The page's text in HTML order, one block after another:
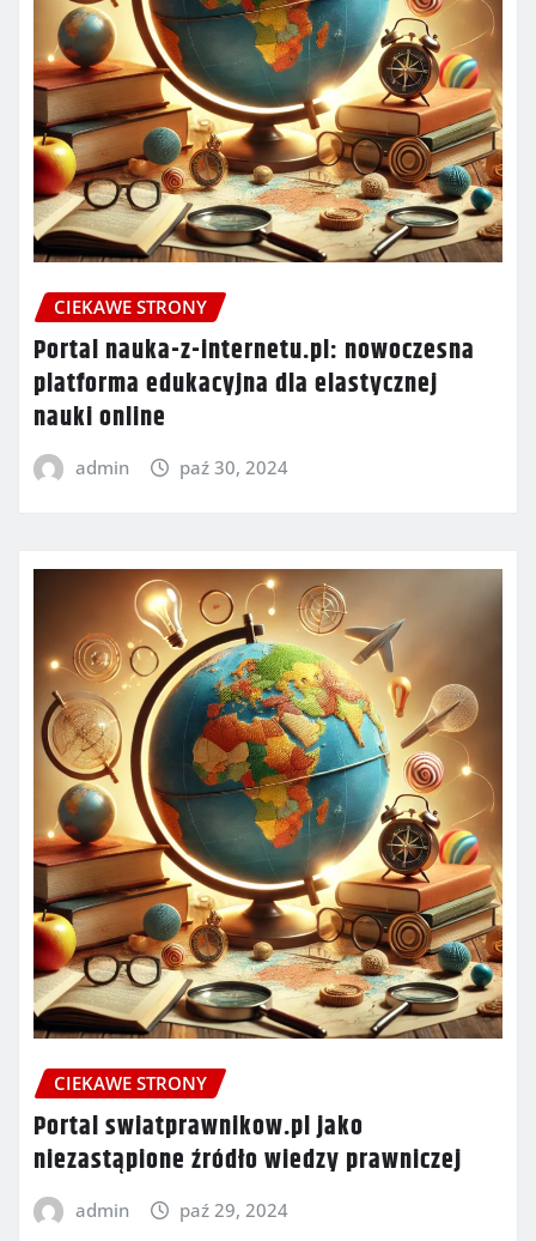
CIEKAWE STRONY
Portal nauka-z-internetu.pl: nowoczesna
platforma edukacyjna dla elastycznej
nauki online
admin paź 30, 2024
CIEKAWE STRONY
Portal swiatprawnikow.pl jako
niezastąpione źródło wiedzy prawniczej
admin paź 29, 2024